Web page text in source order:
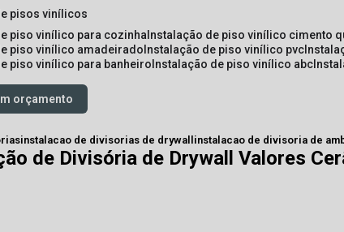
pisos vinílicos
piso vinílico para cozinha instalação de piso vinílico cimento
piso vinílico amadeirado instalação de piso vinílico pvc
piso vinílico para banheiro instalação de piso vinílico abc
orçamento
instalacao de divisorias de drywall instalacao de divisoria de
de Divisória de Drywall Valores